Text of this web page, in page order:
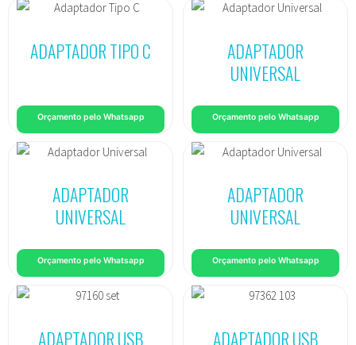
ADAPTADOR TIPO C
Orçamento pelo Whatsapp
ADAPTADOR
UNIVERSAL
Orçamento pelo Whatsapp
ADAPTADOR
UNIVERSAL
Orçamento pelo Whatsapp
ADAPTADOR
UNIVERSAL
Orçamento pelo Whatsapp
ADAPTADOR USB ADAPTADOR USB